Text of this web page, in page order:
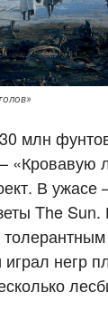
млн
«Кровавую
В ужасе
The
негр